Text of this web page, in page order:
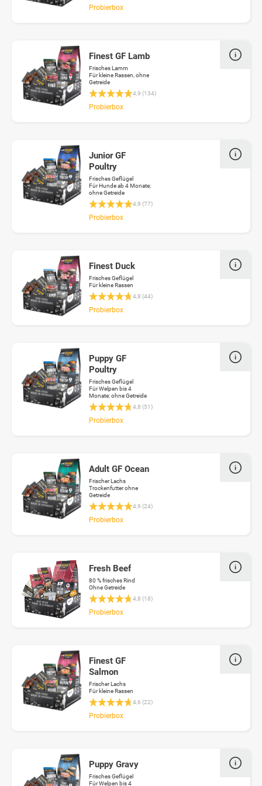
Probierbox
Finest GF Lamb
Frisches Lamm
Für kleine Rassen, ohne
Getreide
Durchschnittliche Bewertung 4.9 von 5
4,9 (134)
Probierbox
Junior GF
Poultry
Frisches Geflügel
Für Hunde ab 4 Monate;
ohne Getreide
Durchschnittliche Bewertung 4.9 von 5
4,9 (77)
Probierbox
Finest Duck
Frisches Geflügel
Für kleine Rassen
Durchschnittliche Bewertung 4.8 von 5
4,8 (44)
Probierbox
Puppy GF
Poultry
Frisches Geflügel
Für Welpen bis 4
Monate; ohne Getreide
Durchschnittliche Bewertung 4.8 von 5
4,8 (51)
Probierbox
Adult GF Ocean
Frischer Lachs
Trockenfutter ohne
Getreide
Durchschnittliche Bewertung 4.8 von 5
4,9 (24)
Probierbox
Fresh Beef
80 % frisches Rind
Ohne Getreide
Durchschnittliche Bewertung 4.7 von 5
4,8 (18)
Probierbox
Finest GF
Salmon
Frischer Lachs
Für kleine Rassen
Durchschnittliche Bewertung 4.6 von 5
4,6 (22)
Probierbox
Puppy Gravy
Frisches Geflügel
Für Welpen bis 4